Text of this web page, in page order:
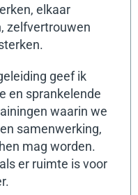
elkaar
zelfvertrouwen
geef ik
en sprankelende
waarin we
samenwerking,
mag worden.
er ruimte is voor